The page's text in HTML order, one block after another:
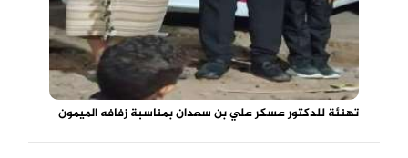
تهنئة للدكتور عسكر علي بن سعدان بمناسبة زفافه الميمون